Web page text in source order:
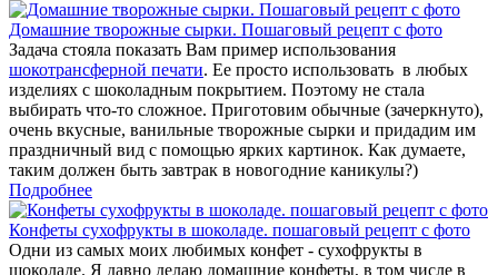
Домашние творожные сырки. Пошаговый рецепт с фото
Задача стояла показать Вам пример использования
шокотрансферной печати. Ее просто использовать в любых
изделиях с шоколадным покрытием. Поэтому не стала
выбирать что-то сложное. Приготовим обычные (зачеркнуто),
очень вкусные, ванильные творожные сырки и придадим им
праздничный вид с помощью ярких картинок. Как думаете,
таким должен быть завтрак в новогодние каникулы?)
Подробнее
Конфеты сухофрукты в шоколаде. пошаговый рецепт с фото
Одни из самых моих любимых конфет - сухофрукты в
шоколаде. Я давно делаю домашние конфеты, в том числе в